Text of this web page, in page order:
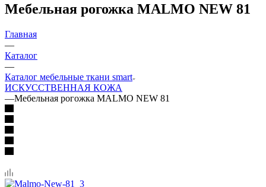
Мебельная рогожка MALMO NEW 81
Главная
—
Каталог
—
Каталог мебельные ткани smart
ИСКУССТВЕННАЯ КОЖА
—Мебельная рогожка MALMO NEW 81